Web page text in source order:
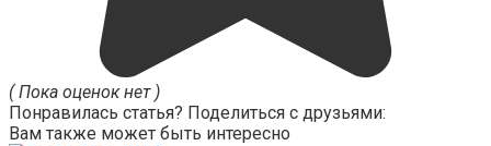
( Пока оценок нет )
Понравилась статья? Поделиться с друзьями:
Вам также может быть интересно